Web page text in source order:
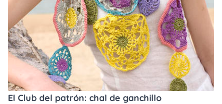
El Club del patrón: chal de ganchillo